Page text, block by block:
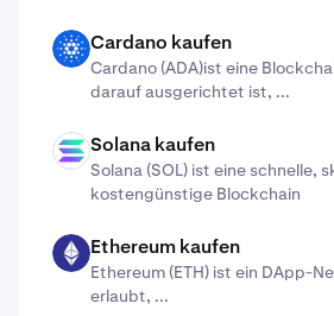
ADA Cardano kaufen
Cardano (ADA)​ist eine
darauf ausgerichtet ist, ...
SOL Solana kaufen
Solana (SOL) ist eine schnelle,
kostengünstige Blockchain
ETH Ethereum kaufen
Ethereum (ETH) ist ein DApp-
erlaubt, ...